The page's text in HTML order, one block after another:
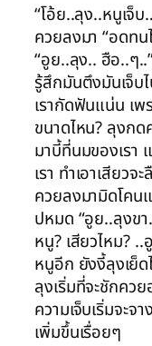
“โอ้ย..ลุง..หนูเจ็บ
ควยลงมา “อดท
“อูย..ลุง.. ฮือ..ๆ
รู้สึกมันตึงมันเจ็บ
เรากัดฟันแน่น เพร
ขนาดไหน? ลุงก
มาบี้ที่นมของเรา
เรา ทำเอาเสียว
ควยลงมามิดโคน
ปหมด “อูย..ลุงขา
หนู? เสียวไหม?
หนูอีก ยังงี้ลุงเย็ด
ลุงเริ่มที่จะชักคว
ความเจ็บเริ่มจะ
เพิ่มขึ้นเรื่อยๆ